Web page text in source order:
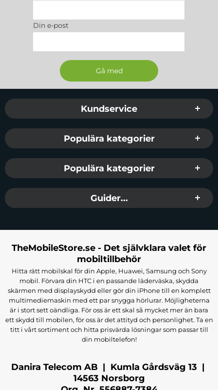
1 x MOMAX Curved PRO+ HD Clear Screen
G928
1 x Back Cover Film
Din e-post
Sidfot Blandad info och länkar
Kundservice
Populära kategorier
Populära kategorier
Guider...
TheMobileStore.se - Det självklara valet för
mobiltillbehör
Hitta rätt mobilskal för din Apple, Huawei, Samsung och Sony
mobil. Förvara din HTC i en passande läderväska, skydda
skärmen med displayskydd eller gör din iPhone till en komplett
multimediemaskin med ett par snygga hörlurar. Möjligheterna
är i stort sett oändliga. För oss är ett skal så mycket mer än bara
ett skydd till mobilen, för oss är det attityd och personlighet. Ta en
titt i vårt sortiment och hitta prisvärda lösningar som passar till
din mobiltelefon!
Danira Telecom AB | Kumla Gårdsväg 13 |
14563 Norsborg